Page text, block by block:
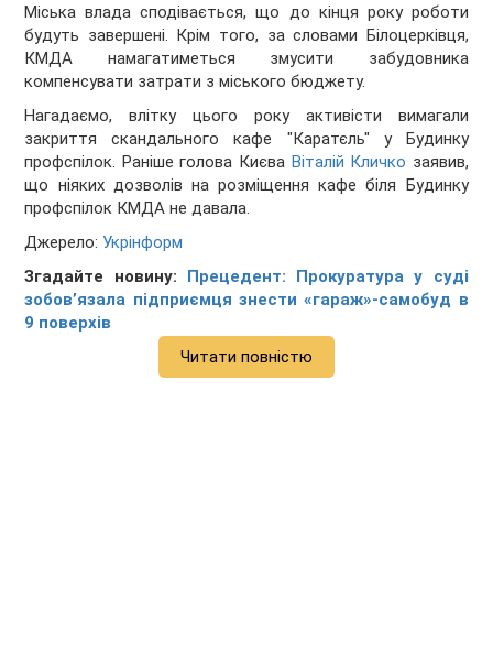
Міська влада сподівається, що до кінця року роботи
будуть завершені. Крім того, за словами Білоцерківця,
КМДА намагатиметься змусити забудовника
компенсувати затрати з міського бюджету.
Нагадаємо, влітку цього року активісти вимагали
закриття скандального кафе "Каратєль" у Будинку
профспілок. Раніше голова Києва Віталій Кличко заявив,
що ніяких дозволів на розміщення кафе біля Будинку
профспілок КМДА не давала.
Джерело:Укрінформ
Згадайте новину: Прецедент: Прокуратура у суді
зобов’язала підприємця знести «гараж»-самобуд в
9 поверхів
Читати повністю